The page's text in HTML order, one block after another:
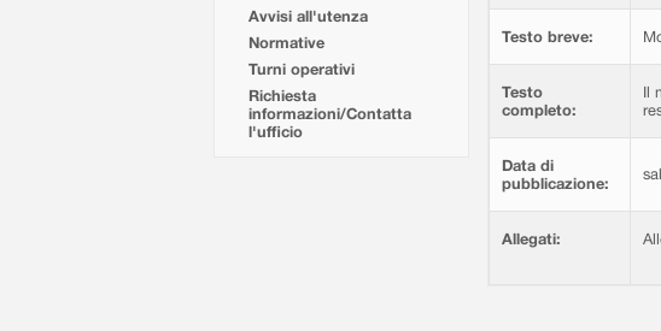
Avvisi all'utenza
Normative
Turni operativi
Richiesta
informazioni/Contatta
l'ufficio
Testo breve:
Testo
completo:
Il
Data di
pubblicazione:
Allegati: